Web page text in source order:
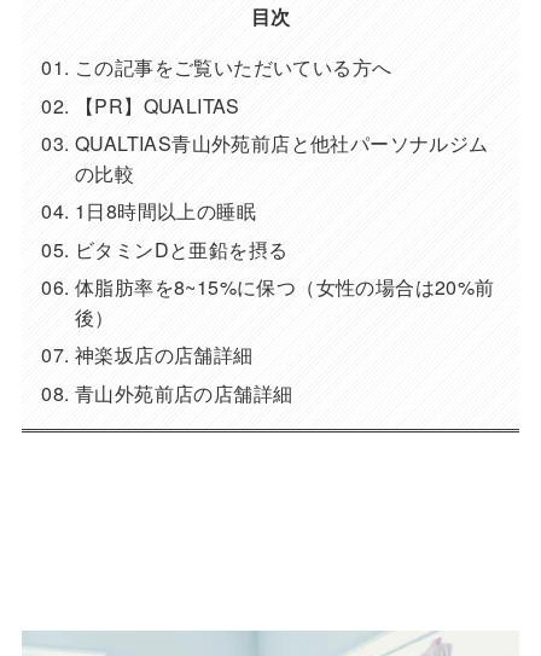
目次
この記事をご覧いただいている方へ
【PR】QUALITAS
QUALTIAS青山外苑前店と他社パーソナルジム
の比較
1日8時間以上の睡眠
ビタミンDと亜鉛を摂る
体脂肪率を8~15%に保つ（女性の場合は20%前
後）
神楽坂店の店舗詳細
青山外苑前店の店舗詳細